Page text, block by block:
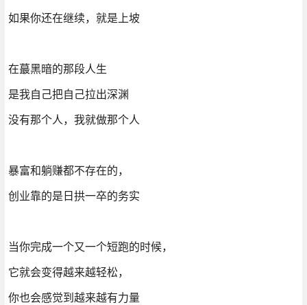
如果你还在继续，就是上坡
在蕞黑暗的那段人生
是我自己把自己拉出深渊
没有那个人，我就做那个人
暴富和躺赚都不存在的，
创业靠的是日拱一卒的务实
当你完成一个又一个短跑的时候，
它就会变得越来越轻松，
你也会感觉到越来越有力量